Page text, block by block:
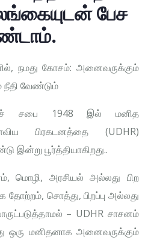
பேச
நமது கோசம்: அனைவருக்கும்
நீதி வேண்டும்
சபை 1948 இல் மனித
பிரகடனத்தை (UDHR)
பூர்த்தியாகிறது..
மொழி, அரசியல் அல்லது பிற
தோற்றம், சொத்து, பிறப்பு அல்லது
– UDHR சாசனம்
மனிதனாக அனைவருக்கும்